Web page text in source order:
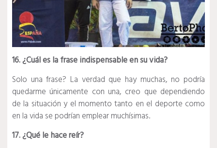
16. ¿Cuál es la frase indispensable en su vida?
Solo una frase? La verdad que hay muchas, no podría
quedarme únicamente con una, creo que dependiendo
de la situación y el momento tanto en el deporte como
en la vida se podrían emplear muchísimas.
17. ¿Qué le hace reír?